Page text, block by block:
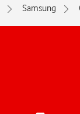
Samsung